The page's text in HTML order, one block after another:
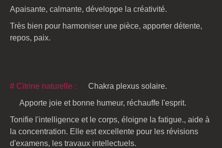
Apaisante, calmante, développe la créativité.
Très bien pour harmoniser une pièce, apporter détente,
repos, paix.
# Citrine naturelle :
Chakra plexus solaire.
Apporte joie et bonne humeur, réchauffe l'esprit.
Tonifie l'intelligence et le corps, éloigne la fatigue., aide à
la concentration. Elle est excellente pour les révisions
d'examens, les travaux intellectuels.